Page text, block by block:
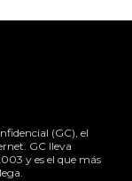
(GC), el
GC lleva
y es el que más